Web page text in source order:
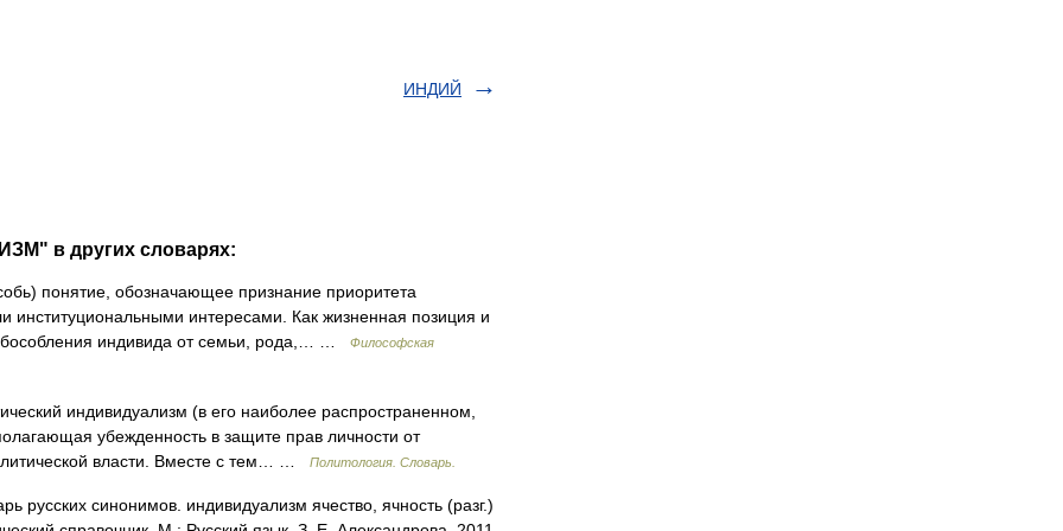
ИНДИЙ
в других словарях:
понятие, обозначающее признание приоритета
институциональными интересами. Как жизненная позиция и
индивида от семьи, рода,… …
Философская
индивидуализм (в его наиболее распространенном,
убежденность в защите прав личности от
власти. Вместе с тем… …
Политология. Словарь.
русских синонимов. индивидуализм ячество, ячность (разг.)